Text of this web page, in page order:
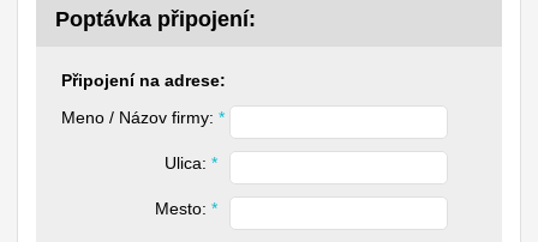
Poptávka připojení:
Připojení na adrese:
Meno / Názov firmy: *
Ulica: *
Mesto: *